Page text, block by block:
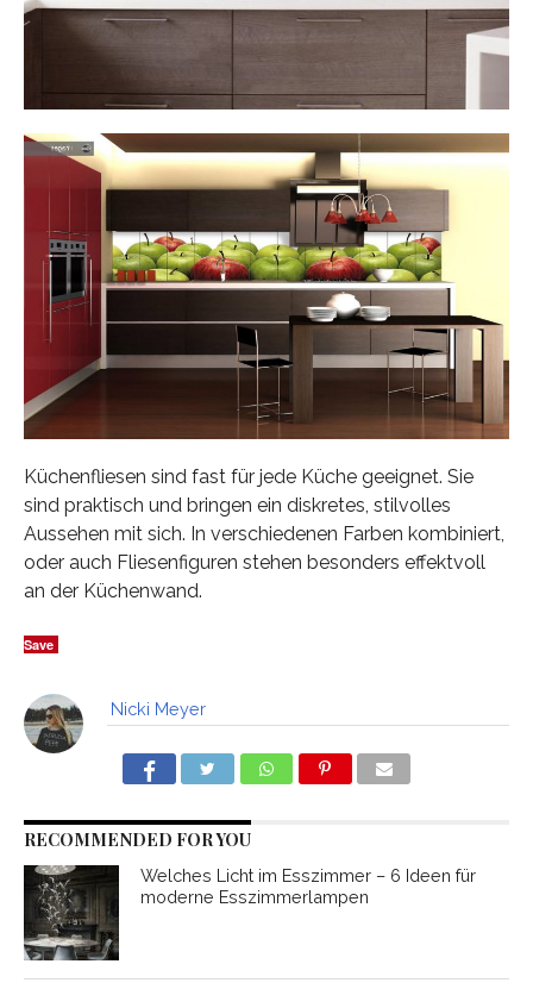
Küchenfliesen sind fast für jede Küche geeignet. Sie
sind praktisch und bringen ein diskretes, stilvolles
Aussehen mit sich. In verschiedenen Farben kombiniert,
oder auch Fliesenfiguren stehen besonders effektvoll
an der Küchenwand.
Save
Nicki Meyer
RECOMMENDED FOR YOU
Welches Licht im Esszimmer – 6 Ideen für
moderne Esszimmerlampen